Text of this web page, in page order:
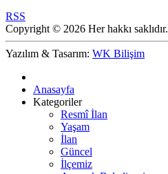
RSS
Copyright © 2026 Her hakkı saklıdır.
Yazılım & Tasarım: WK Bilişim
Anasayfa
Kategoriler
Resmî İlan
Yaşam
İlan
Güncel
İlçemiz